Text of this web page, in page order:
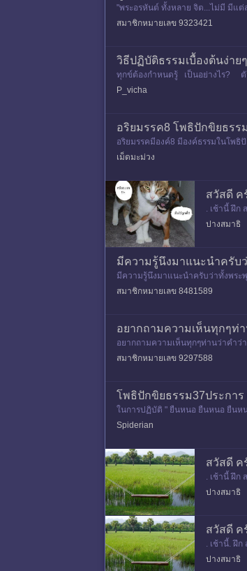
"พระอรหันต์ ทั้งหลาย จิต...ไม่มี มีแต่
สมาชิกหมายเลข 9323421
วิธีปฏิบัติธรรมเบื้องต้นง่า
ทุกข์ต้องกำหนดรู้ เป็นอย่างไร? ตั
P_vicha
อริยมรรค8 โพธิปักขิยธรร
อริยมรรคมีองค์8 มีองค์ธรรมในโพ
ากัมมันตะ = ส
เม็ดมะม่วง
สวัสดี ค
. เช้านี้ ฝึก
กถึงความต
ปางสมาธิ
มีความรู้นึงมาแนะนำครับ
มีความรู้นึงมาแนะนำครับว่าทั้งพระ
สมาชิกหมายเลข 8481589
อยากถามความเห็นทุกๆท่
อยากถามความเห็นทุกๆท่านว่าคำว่
สาในอิทธิบาทสำหรับคนปฏิบัติวิปั
สมาชิกหมายเลข 9297588
โพธิปักขิยธรรม37ประการ
ในการปฏิบัติ " ยืนหนอ ยืนหนอ ยืนห
กขิ
Spiderian
สวัสดี ค
. เช้านี้ ฝึก
ลาง ทางเท
ปางสมาธิ
สวัสดี ค
. เช้านี้. ฝึ
ปแล้ว กลับ
ปางสมาธิ